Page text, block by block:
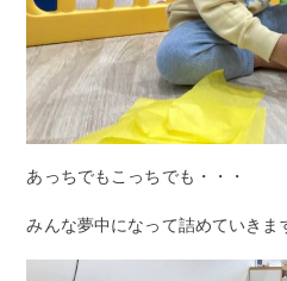
あっちでもこっちでも・・・
みんな夢中になって詰めていきま